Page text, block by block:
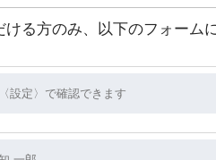
る方のみ、以下のフォーム